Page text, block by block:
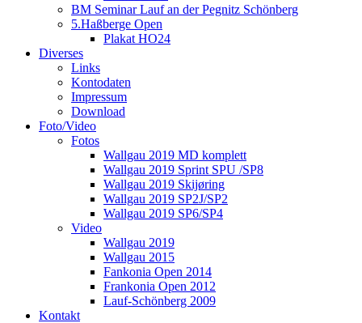
BM Seminar Lauf an der Pegnitz Schönberg
5.Haßberge Open
Plakat HO24
Diverses
Links
Kontodaten
Impressum
Download
Foto/Video
Fotos
Wallgau 2019 MD komplett
Wallgau 2019 Sprint SPU /SP8
Wallgau 2019 Skijøring
Wallgau 2019 SP2J/SP2
Wallgau 2019 SP6/SP4
Video
Wallgau 2019
Wallgau 2015
Fankonia Open 2014
Frankonia Open 2012
Lauf-Schönberg 2009
Kontakt